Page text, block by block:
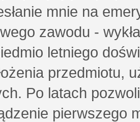
mnie na
zawodu -
letniego
przedmiotu,
Po latach
pierwszego